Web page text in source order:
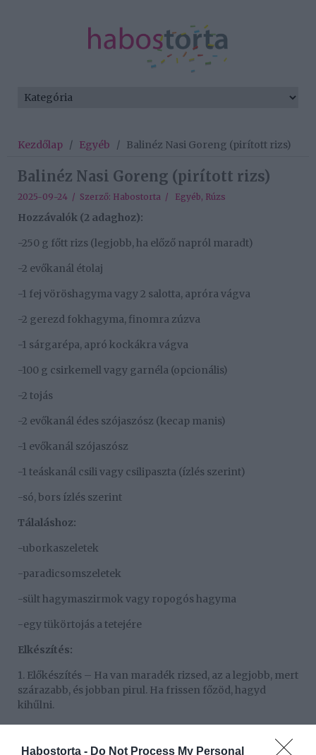
Habostorta - Do Not Process My Personal
Kezdőlap / Egyéb / Balinéz Nasi Goreng (pirított rizs)
Balinéz Nasi Goreng (pirított rizs)
2025-09-24 / Szerző: Habostorta / Egyéb, Rúzs
Hozzávalók (2 adaghoz):
-250 g főtt rizs (legjobb, ha előző napról maradt)
-2 evőkanál étolaj
-1 fej vöröshagyma vagy 2 salotta, apróra vágva
-2 gerezd fokhagyma, finomra zúzva
-1 sárgarépa, apró kockákra vágva
-100 g csirkemell vagy garnéla (opcionális)
-2 tojás
-2 evőkanál édes szójaszósz (kecap manis)
-1 evőkanál szójaszósz
-1 teáskanál csili vagy csilipaszta (ízlés szerint)
-só, bors ízlés szerint
Tálaláshoz:
-uborkaszeletek
-paradicsomszeletek
-sült hagymaszirmok vagy ropogós hagyma
-egy tükörtojás a tetejére
Elkészítés:
1. Előkészítés – Ha van maradék rizsed, az a legjobb, mert
szárazabb, és jobban pirul. Ha frissen főzöd, hagyd
kihűlni.
forrósítsd fel az olajat. Pirítsd meg a hagymát és a